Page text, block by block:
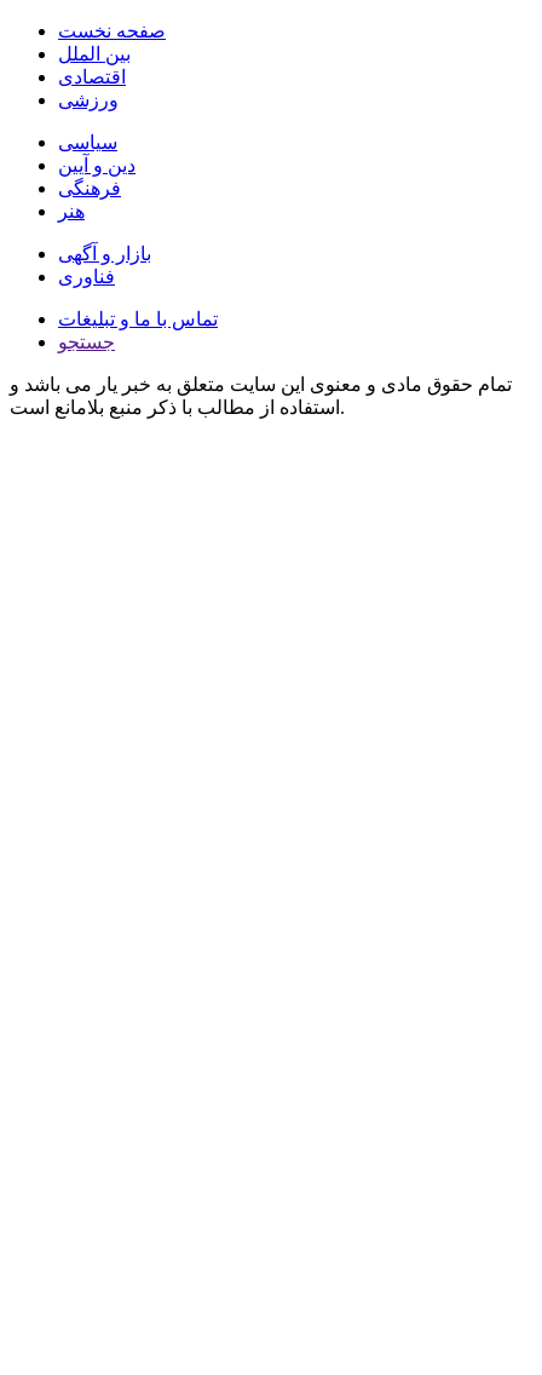
صفحه نخست
بین الملل
اقتصادی
ورزشی
سیاسی
دین و آیین
فرهنگی
هنر
بازار و آگهی
فناوری
تماس با ما و تبلیغات
جستجو
تمام حقوق مادی و معنوی این سایت متعلق به خبر یار می باشد و
استفاده از مطالب با ذکر منبع بلامانع است.